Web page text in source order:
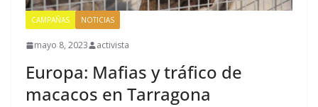
CAMPAÑAS NOTICIAS
mayo 8, 2023 activista
Europa: Mafias y tráfico de
macacos en Tarragona